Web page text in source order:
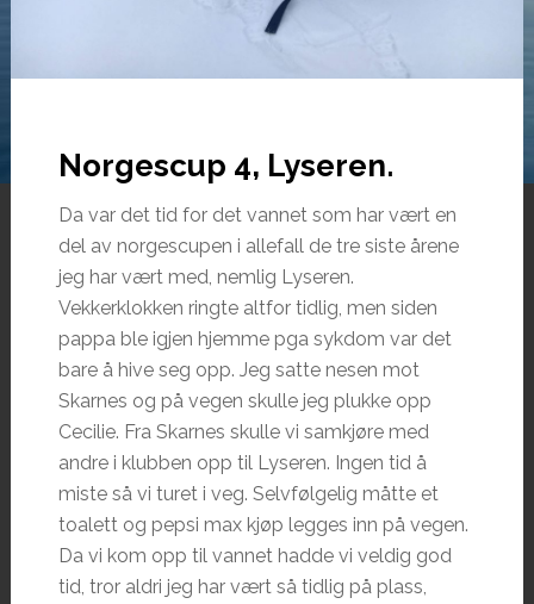
Norgescup 4, Lyseren.
Da var det tid for det vannet som har vært en
del av norgescupen i allefall de tre siste årene
jeg har vært med, nemlig Lyseren.
Vekkerklokken ringte altfor tidlig, men siden
pappa ble igjen hjemme pga sykdom var det
bare å hive seg opp. Jeg satte nesen mot
Skarnes og på vegen skulle jeg plukke opp
Cecilie. Fra Skarnes skulle vi samkjøre med
andre i klubben opp til Lyseren. Ingen tid å
miste så vi turet i veg. Selvfølgelig måtte et
toalett og pepsi max kjøp legges inn på vegen.
Da vi kom opp til vannet hadde vi veldig god
tid, tror aldri jeg har vært så tidlig på plass,